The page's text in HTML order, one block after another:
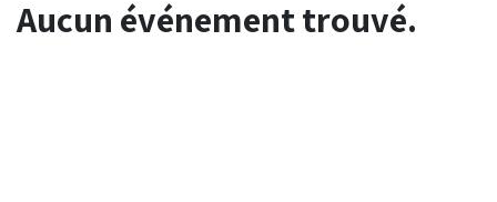
Aucun événement trouvé.